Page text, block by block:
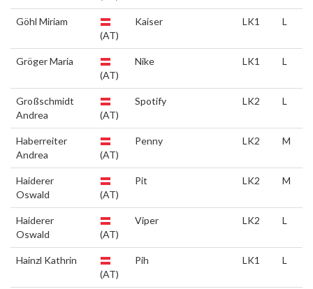
Göhl Miriam
(AT)
Kaiser LK1 L
Gröger Maria
(AT)
Nike LK1 L
Großschmidt
Andrea
(AT)
Spotify LK2 L
Haberreiter
Andrea
(AT)
Penny LK2 M
Haiderer
Oswald
(AT)
Pit LK2 M
Haiderer
Oswald
(AT)
Viper LK2 L
Hainzl Kathrin
(AT)
Pih LK1 L